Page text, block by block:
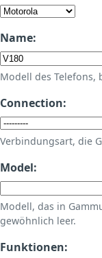
Name:
Modell des Telefons,
Connection:
Verbindungsart, die
Model:
Modell, das in
gewöhnlich leer.
Funktionen: